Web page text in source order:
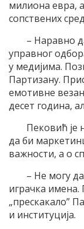
милиона евра,
сопствених
– Наравно
управног
у медијима.
Партизану.
емотивне
десет година,
Пековић је
да би
важности, а о
– Не могу
играчка имена.
„прескакало”
и институција.